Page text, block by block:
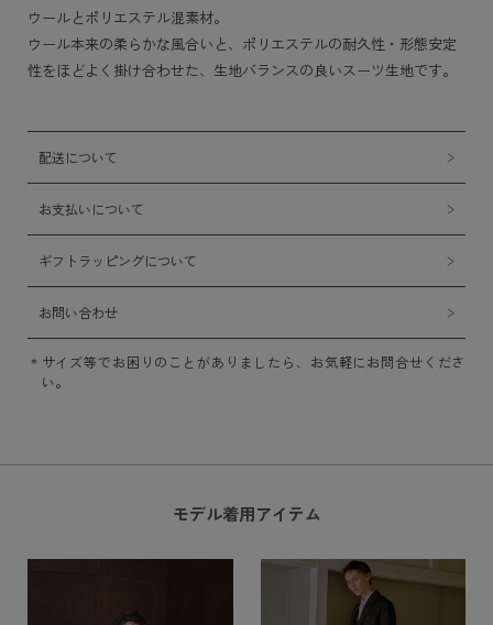
ウールとポリエステル混素材。
ウール本来の柔らかな風合いと、ポリエステルの耐久性・形態安定
性をほどよく掛け合わせた、生地バランスの良いスーツ生地です。
配送について
お支払いについて
ギフトラッピングについて
お問い合わせ
サイズ等でお困りのことがありましたら、お気軽にお問合せくださ
い。
モデル着用アイテム